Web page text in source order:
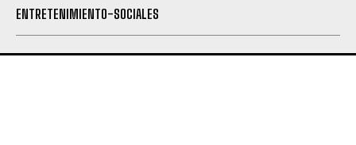
ENTRETENIMIENTO-SOCIALES